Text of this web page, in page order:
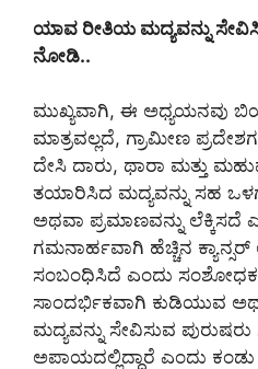
ಯಾವ ರೀತಿಯ ಮದ್ಯವನ್ನು
ನೋಡಿ..
ಮುಖ್ಯವಾಗಿ, ಈ ಅಧ್ಯಯನವು
ಮಾತ್ರವಲ್ಲದೆ, ಗ್ರಾಮೀಣ
ದೇಸಿ ದಾರು, ಥಾರಾ ಮತ್ತು
ತಯಾರಿಸಿದ ಮದ್ಯವನ್ನು ಸಹ
ಅಥವಾ ಪ್ರಮಾಣವನ್ನು ಲೆಕ್ಕಿಸದೆ
ಗಮನಾರ್ಹವಾಗಿ ಹೆಚ್ಚಿನ
ಸಂಬಂಧಿಸಿದೆ ಎಂದು
ಸಾಂದರ್ಭಿಕವಾಗಿ ಕುಡಿಯುವ
ಮದ್ಯವನ್ನು ಸೇವಿಸುವ
ಅಪಾಯದಲ್ಲಿದ್ದಾರೆ ಎಂದು